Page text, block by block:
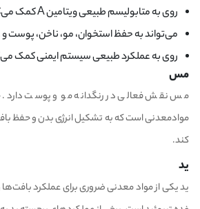
روی به متابولیسم طبیعی ویتامین A کمک می‌کند.
می‌تواند به حفظ استخوان، مو، ناخن، پوست
روی به عملکرد طبیعی سیستم ایمنی کمک
مس
مس نقش فعالی در رنگدانه مو و پوست دارد.
موادمعدنی است که به تشکیل انرژی بدن و حفظ
کند.
ید
ید یکی از مواد معدنی ضروری برای عملکرد